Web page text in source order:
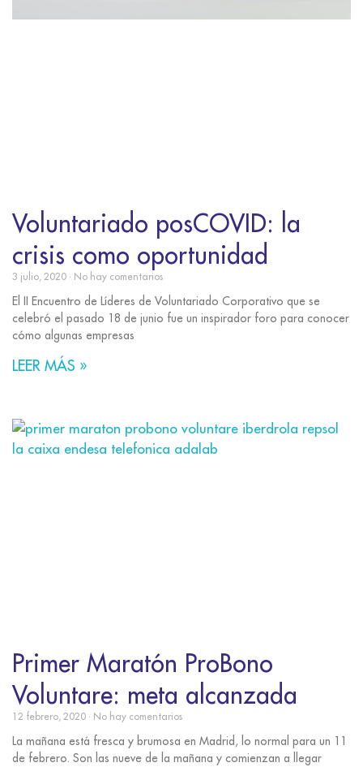
Voluntariado posCOVID: la
crisis como oportunidad
3 julio, 2020 No hay comentarios
El II Encuentro de Líderes de Voluntariado Corporativo que se
celebró el pasado 18 de junio fue un inspirador foro para conocer
cómo algunas empresas
LEER MÁS »
Primer Maratón ProBono
Voluntare: meta alcanzada
12 febrero, 2020 No hay comentarios
La mañana está fresca y brumosa en Madrid, lo normal para un 11
de febrero. Son las nueve de la mañana y comienzan a llegar